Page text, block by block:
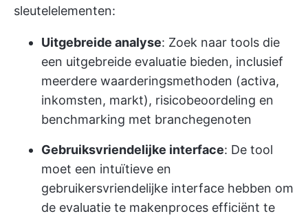
sleutelelementen:
Uitgebreide analyse: Zoek naar tools die
een uitgebreide evaluatie bieden, inclusief
meerdere waarderingsmethoden (activa,
inkomsten, markt), risicobeoordeling en
benchmarking met branchegenoten
Gebruiksvriendelijke interface: De tool
moet een intuïtieve en
gebruikersvriendelijke interface hebben om
de evaluatie te makenproces efficiënt te